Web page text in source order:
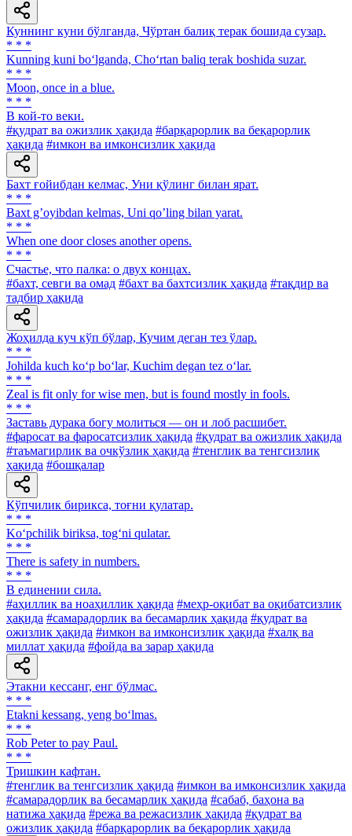
Куннинг куни бўлганда, Чўртан балиқ терак бошида сузар.
* * *
Kunning kuni bo‘lganda, Cho‘rtan baliq terak boshida suzar.
* * *
Moon, once in a blue.
* * *
В кой-то веки.
#қудрат ва ожизлик ҳақида #барқарорлик ва беқарорлик
ҳақида #имкон ва имконсизлик ҳақида
Бахт ғойибдан келмас, Уни қўлинг билан ярат.
* * *
Baxt gʼoyibdan kelmas, Uni qoʼling bilan yarat.
* * *
When one door closes another opens.
* * *
Счастье, что палка: о двух концах.
#бахт, севги ва омад #бахт ва бахтсизлик ҳақида #тақдир ва
тадбир ҳақида
Жоҳилда куч кўп бўлар, Кучим деган тез ўлар.
* * *
Johilda kuch ko‘p bo‘lar, Kuchim degan tez o‘lar.
* * *
Zeal is fit only for wise men, but is found mostly in fools.
* * *
Заставь дурака богу молиться — он и лоб расшибет.
#фаросат ва фаросатсизлик ҳақида #қудрат ва ожизлик ҳақида
#таъмагирлик ва очкўзлик ҳақида #тенглик ва тенгсизлик
ҳақида #бошқалар
Кўпчилик бирикса, тоғни қулатар.
* * *
Ko‘pchilik biriksa, tog‘ni qulatar.
* * *
There is safety in numbers.
* * *
В единении сила.
#аҳиллик ва ноаҳиллик ҳақида #меҳр-оқибат ва оқибатсизлик
ҳақида #самарадорлик ва бесамарлик ҳақида #қудрат ва
ожизлик ҳақида #имкон ва имконсизлик ҳақида #халқ ва
миллат ҳақида #фойда ва зарар ҳақида
Этакни кессанг, енг бўлмас.
* * *
Etakni kessang, yeng bo‘lmas.
* * *
Rob Peter to pay Paul.
* * *
Тришкин кафтан.
#тенглик ва тенгсизлик ҳақида #имкон ва имконсизлик ҳақида
#самарадорлик ва бесамарлик ҳақида #сабаб, баҳона ва
натижа ҳақида #режа ва режасизлик ҳақида #қудрат ва
ожизлик ҳақида #барқарорлик ва беқарорлик ҳақида